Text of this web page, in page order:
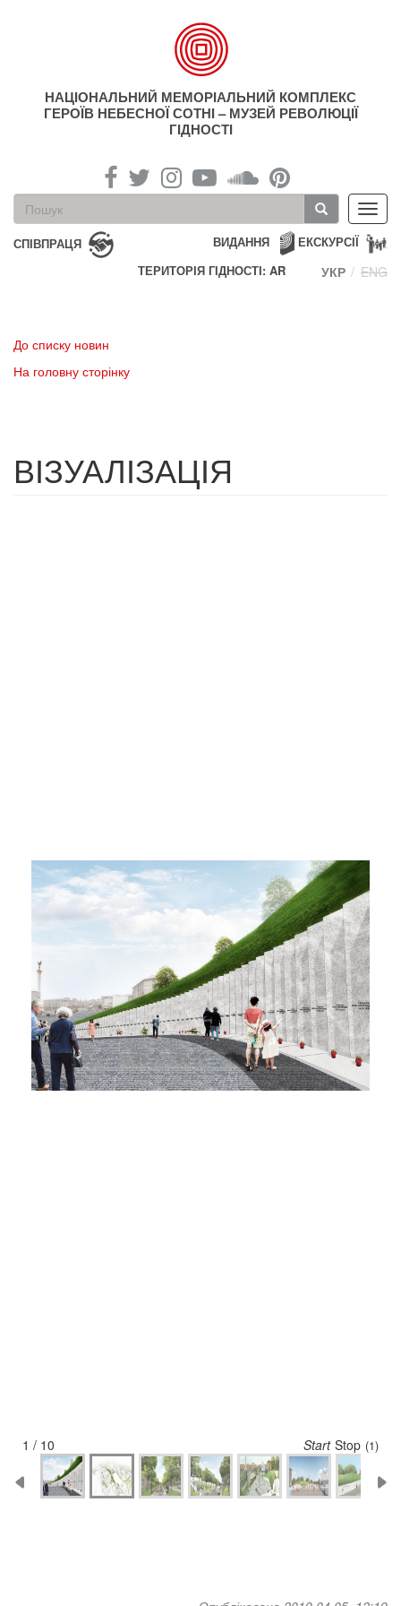
НАЦІОНАЛЬНИЙ МЕМОРІАЛЬНИЙ КОМПЛЕКС
ГЕРОЇВ НЕБЕСНОЇ СОТНІ – МУЗЕЙ РЕВОЛЮЦІЇ
ГІДНОСТІ
Пошукова
форма
Пошук
СПІВПРАЦЯ ЕКСКУРСІЇ
ВИДАННЯ
ТЕРИТОРІЯ ГІДНОСТІ: AR
УКР ENG
До списку новин
На головну сторінку
ВІЗУАЛІЗАЦІЯ
1 / 10 Start Stop (1)